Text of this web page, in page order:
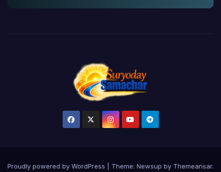
Proudly powered by WordPress Theme: Newsup by Themeansar.